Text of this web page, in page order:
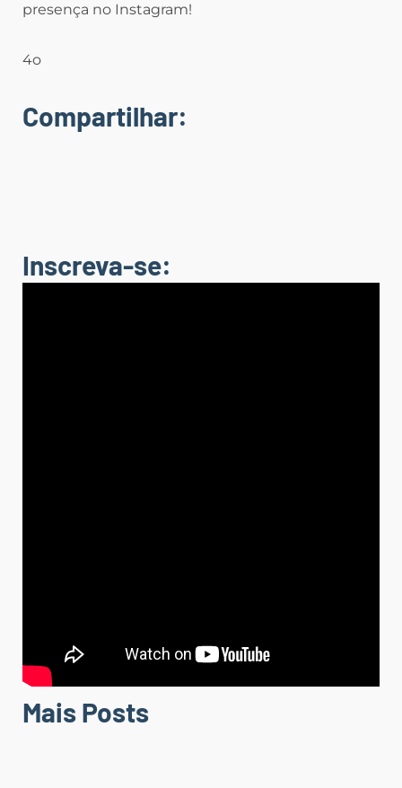
presença no Instagram!
4o
Compartilhar:
Inscreva-se:
Mais Posts